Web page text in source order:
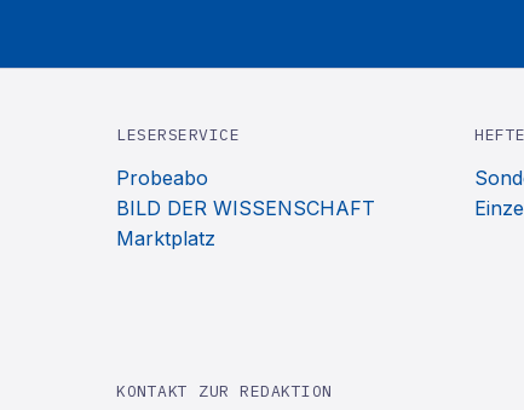
LESERSERVICE
Probeabo
BILD DER WISSENSCHAFT
Marktplatz
HEFTE
KONTAKT ZUR REDAKTION